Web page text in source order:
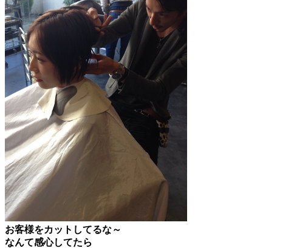
お客様をカットしてるな～
なんて感心してたら